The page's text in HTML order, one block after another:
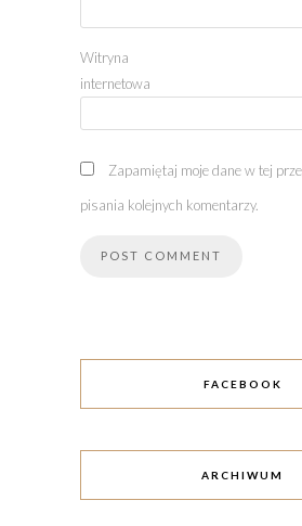
Witryna
internetowa
Zapamiętaj moje dane w tej
pisania kolejnych komentarzy.
FACEBOOK
ARCHIWUM